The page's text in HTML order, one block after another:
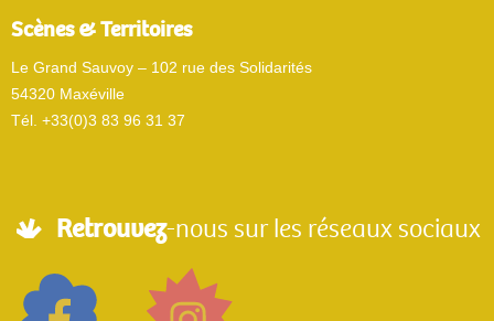
Scènes & Territoires
Le Grand Sauvoy – 102 rue des Solidarités
54320 Maxéville
Tél. +33(0)3 83 96 31 37
Retrouvez-nous sur les réseaux sociaux